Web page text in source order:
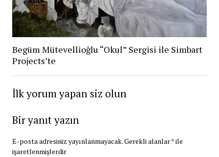
Begüm Mütevellioğlu “Okul” Sergisi ile Simbart
Projects’te
İlk yorum yapan siz olun
Bir yanıt yazın
E-posta adresiniz yayınlanmayacak.Gerekli alanlar*ile
işaretlenmişlerdir